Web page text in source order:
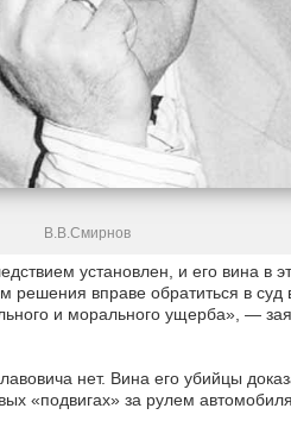
В.В.Смирнов
установлен, и его вина в
решения вправе обратиться в суд
и морального ущерба», —
нет. Вина его убийцы
«подвигах» за рулем